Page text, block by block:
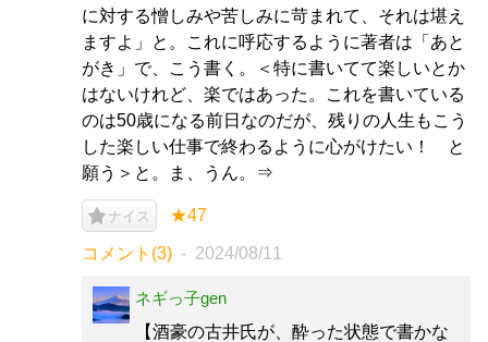
に対する憎しみや苦しみに苛まれて、それは堪え
ますよ」と。これに呼応するように著者は「あと
がき」で、こう書く。＜特に書いてて楽しいとか
はないけれど、楽ではあった。これを書いている
のは50歳になる前日なのだが、残りの人生もこう
した楽しい仕事で終わるように心がけたい！ と
願う＞と。ま、うん。⇒
ナイス ★47
コメント(3) 2024/08/11
ネギっ子gen
【酒豪の古井氏が、酔った状態で書かな